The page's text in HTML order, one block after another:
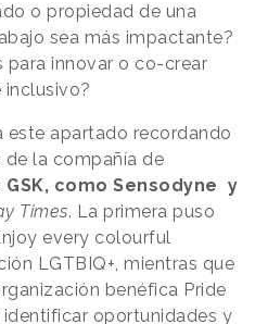
o propiedad de una
sea más impactante?
para innovar o co-crear
este apartado recordando
de la compañía de
GSK, como Sensodyne y
Times. La primera puso
every colourful
LGTBIQ+, mientras que
benéfica Pride
oportunidades y